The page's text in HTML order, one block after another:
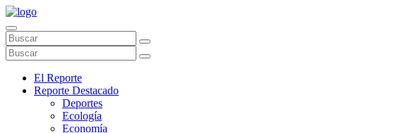
El Reporte
Reporte Destacado
Deportes
Ecología
Economía